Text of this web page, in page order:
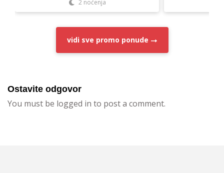
2 noćenja
vidi sve promo ponude
Ostavite odgovor
You must be logged in to post a comment.